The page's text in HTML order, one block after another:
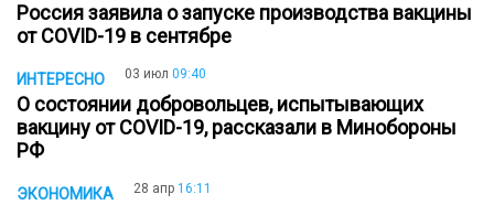
Россия заявила о запуске производства вакцины
от COVID-19 в сентябре
ИНТЕРЕСНО 03 июл 09:40
О состоянии добровольцев, испытывающих
вакцину от COVID-19, рассказали в Минобороны
РФ
ЭКОНОМИКА 28 апр 16:11